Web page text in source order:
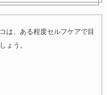
は、ある程度セルフケアで目
ょう。